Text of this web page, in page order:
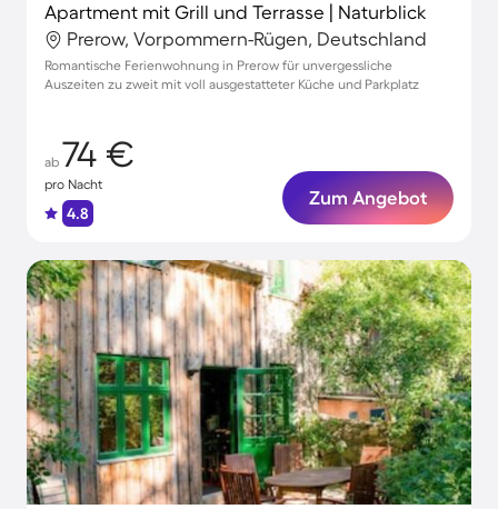
Apartment mit Grill und Terrasse | Naturblick
Prerow, Vorpommern-Rügen, Deutschland
Romantische Ferienwohnung in Prerow für unvergessliche
Auszeiten zu zweit mit voll ausgestatteter Küche und Parkplatz
ab 74 €
pro Nacht
4.8
Zum Angebot